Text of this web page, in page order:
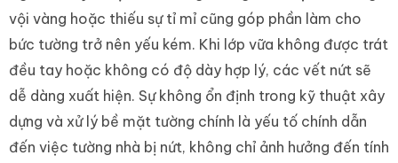
vội vàng hoặc thiếu sự tỉ mỉ cũng góp phần làm cho
bức tường trở nên yếu kém. Khi lớp vữa không được trát
đều tay hoặc không có độ dày hợp lý, các vết nứt sẽ
dễ dàng xuất hiện. Sự không ổn định trong kỹ thuật xây
dựng và xử lý bề mặt tường chính là yếu tố chính dẫn
đến việc tường nhà bị nứt, không chỉ ảnh hưởng đến tính